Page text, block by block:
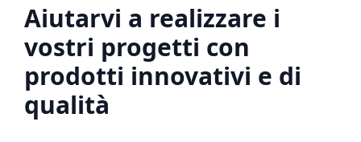
Aiutarvi a realizzare i
vostri progetti con
prodotti innovativi e di
qualità